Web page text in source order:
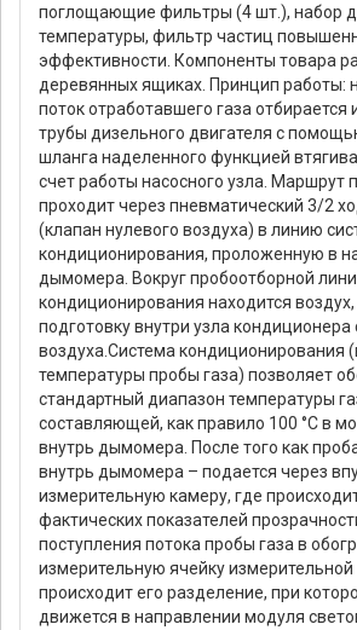
поглощающие фильтры (4 шт.), набор
температуры, фильтр частиц
эффективности. Компоненты товара
деревянных ящиках. Принцип работы:
поток отработавшего газа отбирается
трубы дизельного двигателя с
шланга наделенного функцией
счет работы насосного узла. Маршрут
проходит через пневматический 3/2
(клапан нулевого воздуха) в линию
кондиционирования, проложенную в
дымомера. Вокруг пробоотборной
кондиционирования находится
подготовку внутри узла кондиционера
воздуха.Система кондиционирования
температуры пробы газа) позволяет
стандартный диапазон температуры
составляющей, как правило 100 °C в
внутрь дымомера. После того как
внутрь дымомера – подается через
измерительную камеру, где
фактических показателей
поступления потока пробы газа в
измерительную ячейку
происходит его разделение, при
движется в направлении модуля